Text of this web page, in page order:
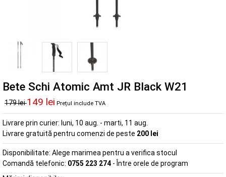
Bete Schi Atomic Amt JR Black W21
179 lei149 lei Prețul include TVA
Livrare prin curier: luni, 10 aug. - marti, 11 aug.
Livrare gratuită pentru comenzi de peste 200 lei
Disponibilitate: Alege marimea pentru a verifica stocul
Comandă telefonic: 0755 223 274 - Între orele de program